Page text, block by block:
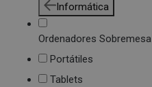
Informática
Ordenadores Sobremesa
Portátiles
Tablets